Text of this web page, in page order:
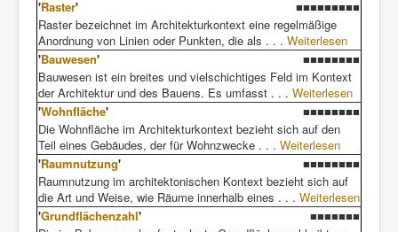
'Raster'
■■■■■■■■■
Raster bezeichnet im Architekturkontext eine regelmäßige
Anordnung von Linien oder Punkten, die als . . . Weiterlesen
'Bauwesen'
■■■■■■■■
Bauwesen ist ein breites und vielschichtiges Feld im Kontext
der Architektur und des Bauens. Es umfasst . . . Weiterlesen
'Wohnfläche'
■■■■■■■■
Die Wohnfläche im Architekturkontext bezieht sich auf den
Teil eines Gebäudes, der für Wohnzwecke . . . Weiterlesen
'Raumnutzung'
■■■■■■■■
Raumnutzung im architektonischen Kontext bezieht sich auf
die Art und Weise, wie Räume innerhalb eines . . . Weiterlesen
'Grundflächenzahl'
■■■■■■■